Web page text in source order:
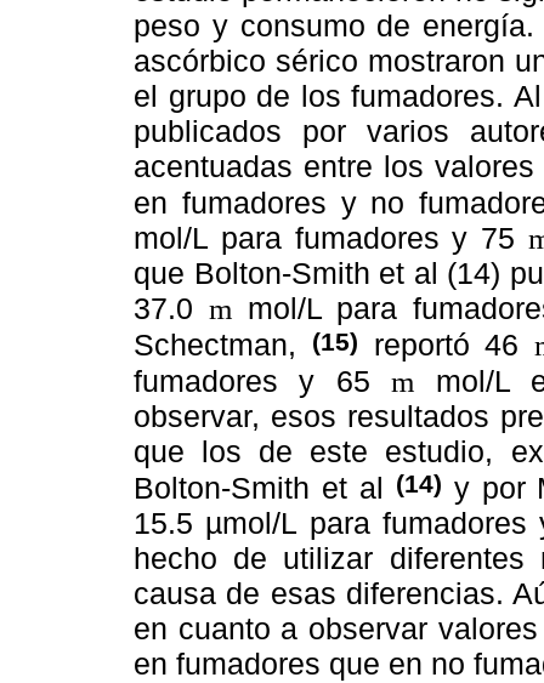
peso y consumo de
ascórbico sérico mostraron
el grupo de los fumadores.
publicados por varios
acentuadas entre los
en fumadores y no
mol/L para fumadores y 75
que Bolton-Smith et al (14)
37.0 m mol/L para
Schectman,
(15) reportó 46
fumadores y 65m mol/L
observar, esos resultados
que los de este estudio,
Bolton-Smith et al (14) y por
15.5 µmol/L para
hecho de utilizar
causa de esas diferencias.
en cuanto a observar
en fumadores que en no